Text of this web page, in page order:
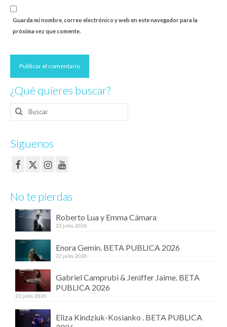
Guarda mi nombre, correo electrónico y web en este navegador para la
próxima vez que comente.
¿Qué quieres buscar?
Buscar
por:
Síguenos
No te pierdas
Roberto Lua y Emma Cámara
22 julio, 2026
Enora Gemin. BETA PUBLICA 2026
22 julio, 2026
Gabriel Camprubi & Jeniffer Jaime. BETA
PUBLICA 2026
22 julio, 2026
Eliza Kindziuk-Kosianko . BETA PUBLICA